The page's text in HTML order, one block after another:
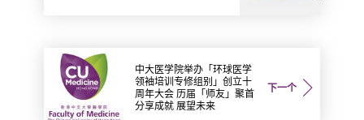
下一个
中大医学院举办「环球医学
领袖培训专修组别」创立十
周年大会 历届「师友」聚首
分享成就 展望未来